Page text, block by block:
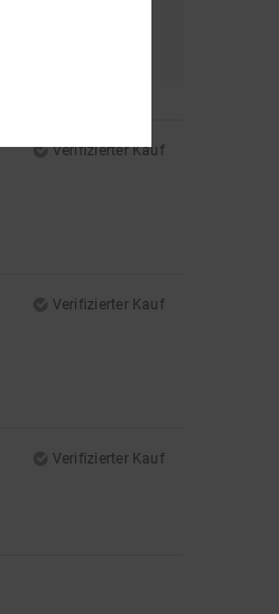
Verifizierter Kauf
Verifizierter Kauf
Verifizierter Kauf